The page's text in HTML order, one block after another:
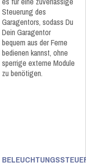
Steuerung des
Garagentors, sodass Du
Dein Garagentor
bequem aus der Ferne
bedienen kannst, ohne
sperrige externe Module
zu benötigen.